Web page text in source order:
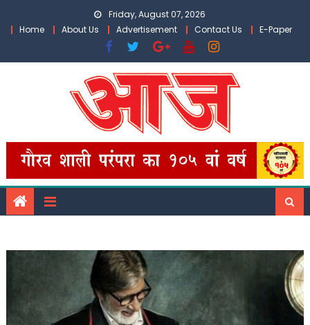
Friday, August 07, 2026
Home
About Us Advertisement Contact Us E-Paper